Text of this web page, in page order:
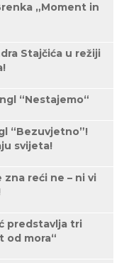
„Moment in
Stajčića u režiji
“Nestajemo“
“Bezuvjetno”!
svijeta!
reći ne – ni vi
predstavlja tri
od mora“